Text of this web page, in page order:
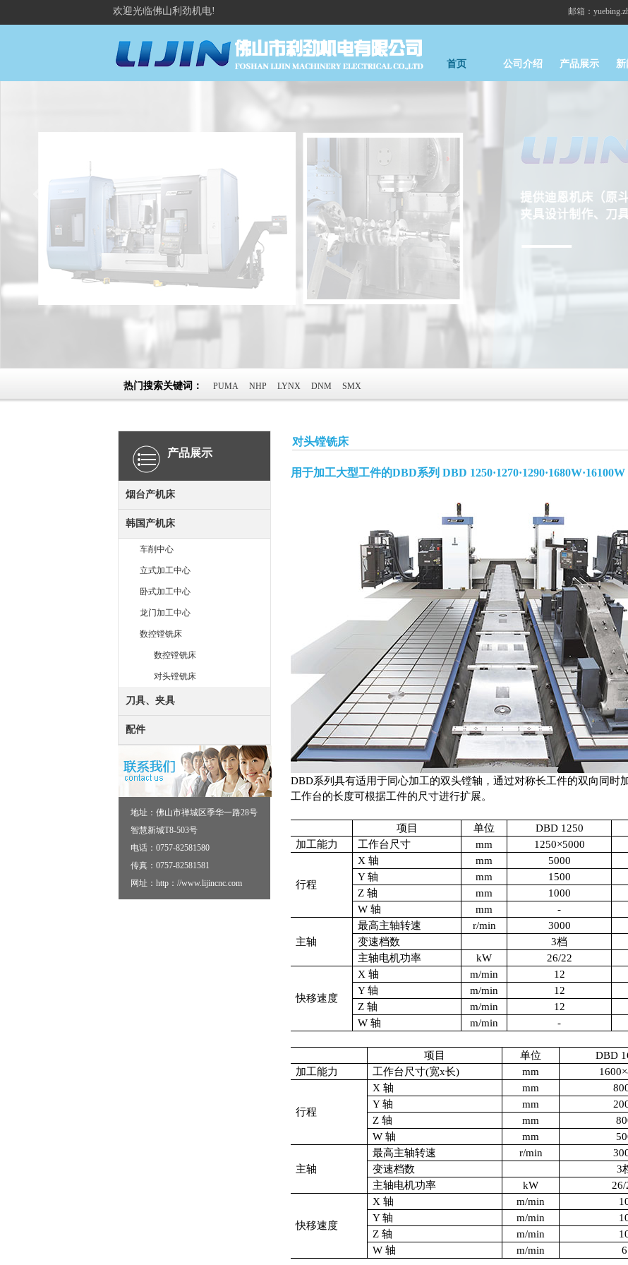
欢迎光临佛山利劲机电! 邮箱：
首页 公司介绍 产品展示 新
热门搜索关键词： PUMA NHP LYNX DNM SMX
产品展示
烟台产机床
韩国产机床
车削中心
立式加工中心
卧式加工中心
龙门加工中心
数控镗铣床
数控镗铣床
对头镗铣床
刀具、夹具
配件
地址：佛山市禅城区季华一路28号
智慧新城T8-503号
电话：0757-82581580
传真：0757-82581581
网址：http：//www.lijincnc.com
对头镗铣床
用于加工大型工件的DBD系列 DBD 1250·1270·1290·1680W·16100W
DBD系列具有适用于同心加工的双头镗轴，通过对称长工件的双向同时
工作台的长度可根据工件的尺寸进行扩展。
项目 单位 DBD 1250
加工能力
工作台尺寸 mm 1250×5000
行程
X轴 mm 5000
Y轴 mm 1500
Z轴 mm 1000
W轴 mm -
主轴
最高主轴转速 r/min 3000
变速档数
3档
主轴电机功率
kW 26/22
快移速度
X轴 m/min 12
Y轴 m/min 12
Z轴 m/min 12
W轴 m/min -
项目 单位 DBD
加工能力
工作台尺寸(宽x长) mm 1600×
行程
X轴 mm
Y轴 mm
Z轴 mm
W轴 mm
主轴
最高主轴转速 r/min
变速档数
3
主轴电机功率
kW 26/
快移速度
X轴 m/min
Y轴 m/min
Z轴 m/min
W轴 m/min 6